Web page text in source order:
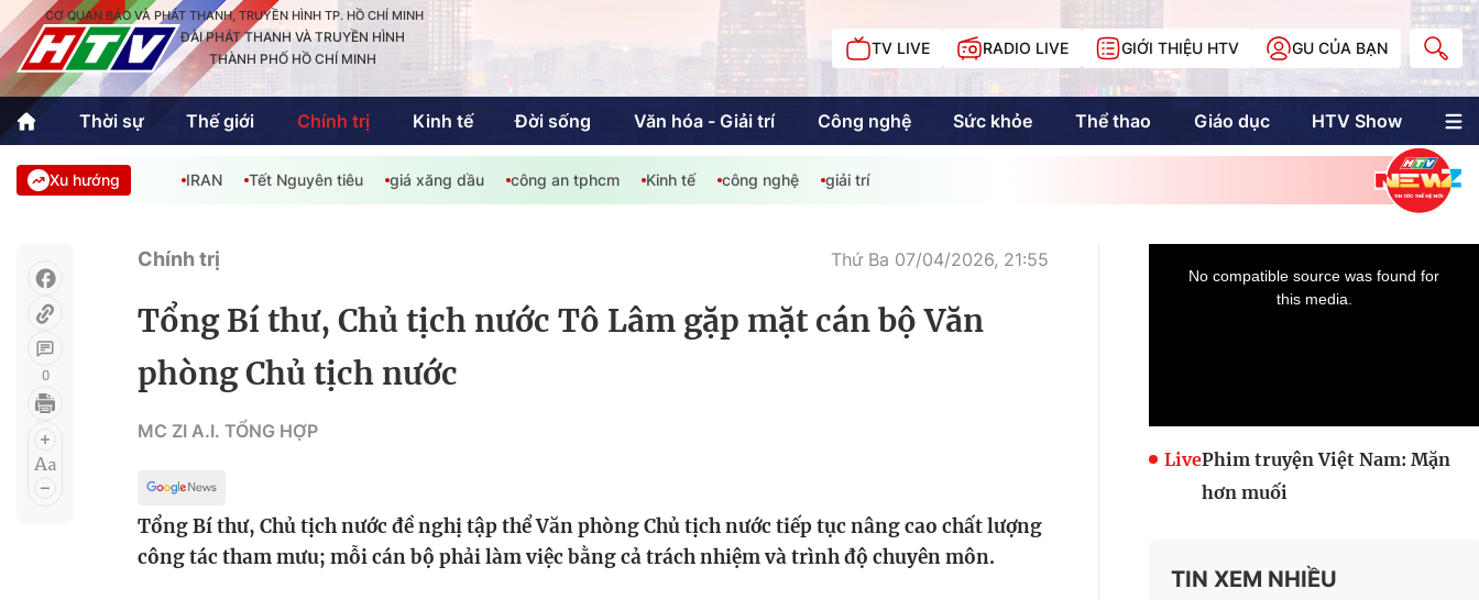
CƠ QUAN BÁO VÀ PHÁT THANH, TRUYỀN HÌNH TP. HỒ CHÍ MINH
ĐÀI PHÁT THANH VÀ TRUYỀN HÌNH
THÀNH PHỐ HỒ CHÍ MINH
TV LIVE RADIO LIVE GIỚI THIỆU HTV GU CỦA BẠN
Thời sự Thế giới Chính trị Kinh tế Đời sống Văn hóa - Giải trí Công nghệ Sức khỏe Thể thao Giáo dục HTV Show
Thời sự
Thể thao
Quốc tế
Văn hóa - Giải trí
Giáo dục Kinh tế
An Sinh
Công nghệ
Không gian văn hóaThành phố không
Phim truyền hình
Made By Vietnam
Cuộc đua xe đạp
Multimedia
Multiform
Doanh nhân Sài
Gòn
Xu hướng IRAN Tết Nguyên tiêu giá xăng dầu công an tphcm Kinh tế công nghệ giải trí
0
Chính trị Thứ Ba 07/04/2026, 21:55
Tổng Bí thư, Chủ tịch nước Tô Lâm gặp mặt cán bộ Văn
phòng Chủ tịch nước
MC ZI A.I. TỔNG HỢP
Tổng Bí thư, Chủ tịch nước đề nghị tập thể Văn phòng Chủ tịch nước tiếp tục nâng cao chất lượng
công tác tham mưu; mỗi cán bộ phải làm việc bằng cả trách nhiệm và trình độ chuyên môn.
LivePhim truyện Việt Nam: Mặn
hơn muối
TIN XEM NHIỀU